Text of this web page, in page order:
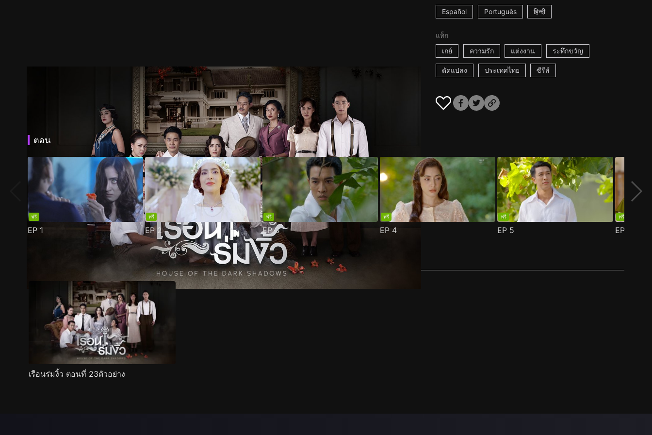
Español Português हिन्दी
แท็ก
เกย์
ความรัก แต่งงาน ระทึกขวัญ
ดัดแปลง ประเทศไทย ซีรีส์
ตอน
ฟรี
EP 1
ฟรี
EP 2
ฟรี
EP3
ฟรี
EP 4
ฟรี
EP 5
ฟรี
EP
รายละเอียด
เรือนร่มงิ้ว ตอนที่ 23ตัวอย่าง